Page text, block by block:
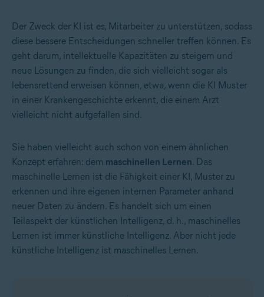
Der Zweck der KI ist es, Mitarbeiter zu unterstützen, sodass
diese bessere Entscheidungen schneller treffen können. Es
geht darum, intellektuelle Kapazitäten zu steigern und
neue Lösungen zu finden, die sich vielleicht sogar als
lebensrettend erweisen können, etwa, wenn die KI Muster
in einer Krankengeschichte erkennt, die einem Arzt
vielleicht nicht aufgefallen sind.
Sie haben vielleicht auch schon von einem ähnlichen
Konzept erfahren: dem maschinellen Lernen. Das
maschinelle Lernen ist die Fähigkeit einer KI, Muster zu
erkennen und ihre eigenen internen Parameter anhand
neuer Daten zu ändern. Es handelt sich um einen
Teilaspekt der künstlichen Intelligenz, d. h., maschinelles
Lernen ist immer künstliche Intelligenz. Aber nicht jede
künstliche Intelligenz ist maschinelles Lernen.